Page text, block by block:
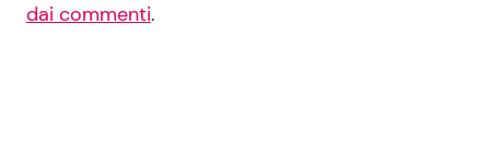
dai commenti.